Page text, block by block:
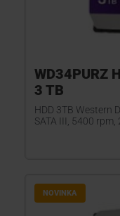
WD34PURZ
3 TB
HDD 3TB Western
SATA III, 5400 rpm,
NOVINKA